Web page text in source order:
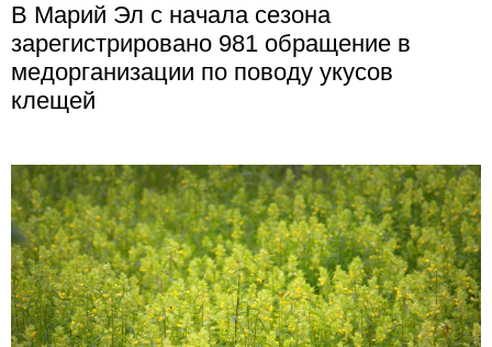
В Марий Эл с начала сезона
зарегистрировано 981 обращение в
медорганизации по поводу укусов
клещей